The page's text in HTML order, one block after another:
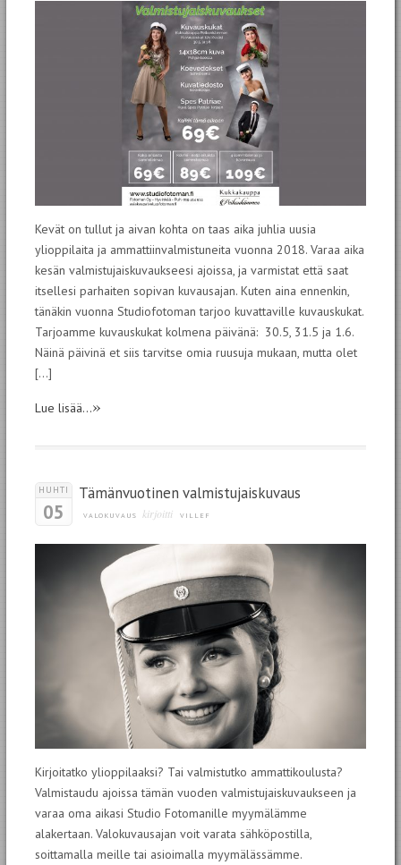
Kevät on tullut ja aivan kohta on taas aika juhlia uusia
ylioppilaita ja ammattiinvalmistuneita vuonna 2018. Varaa aika
kesän valmistujaiskuvaukseesi ajoissa, ja varmistat että saat
itsellesi parhaiten sopivan kuvausajan. Kuten aina ennenkin,
tänäkin vuonna Studiofotoman tarjoo kuvattaville kuvauskukat.
Tarjoamme kuvauskukat kolmena päivänä: 30.5, 31.5 ja 1.6.
Näinä päivinä et siis tarvitse omia ruusuja mukaan, mutta olet
[…]
Lue lisää...»
HUHTI
05
Tämänvuotinen valmistujaiskuvaus
VALOKUVAUS kirjoitti VILLEF
Kirjoitatko ylioppilaaksi? Tai valmistutko ammattikoulusta?
Valmistaudu ajoissa tämän vuoden valmistujaiskuvaukseen ja
varaa oma aikasi Studio Fotomanille myymälämme
alakertaan. Valokuvausajan voit varata sähköpostilla,
soittamalla meille tai asioimalla myymälässämme.